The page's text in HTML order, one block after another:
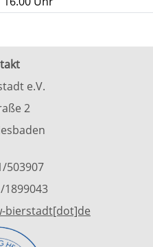
e.V.
2
503907
1899043
bierstadt[dot]de